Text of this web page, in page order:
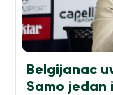
Belgijanac
Samo jedan